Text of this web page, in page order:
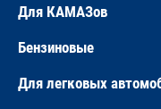
Для КАМАЗов
Бензиновые
Для легковых